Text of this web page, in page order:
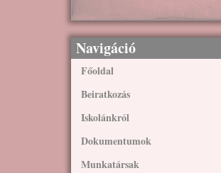
Navigáció
Főoldal
Beiratkozás
Iskolánkról
Dokumentumok
Munkatársak